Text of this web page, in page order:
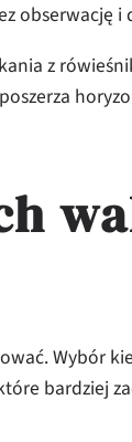
obserwację i
z
Wybór
bardziej